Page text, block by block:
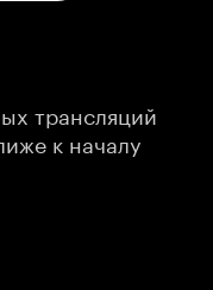
трансляций
к началу